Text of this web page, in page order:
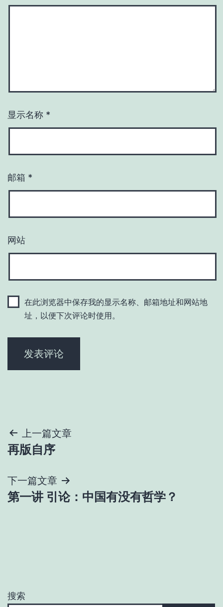
显示名称 *
邮箱 *
网站
在此浏览器中保存我的显示名称、邮箱地址和网站地
址，以便下次评论时使用。
文
章
导
航
上一篇文章
再版自序
下一篇文章
第一讲 引论：中国有没有哲学？
搜索